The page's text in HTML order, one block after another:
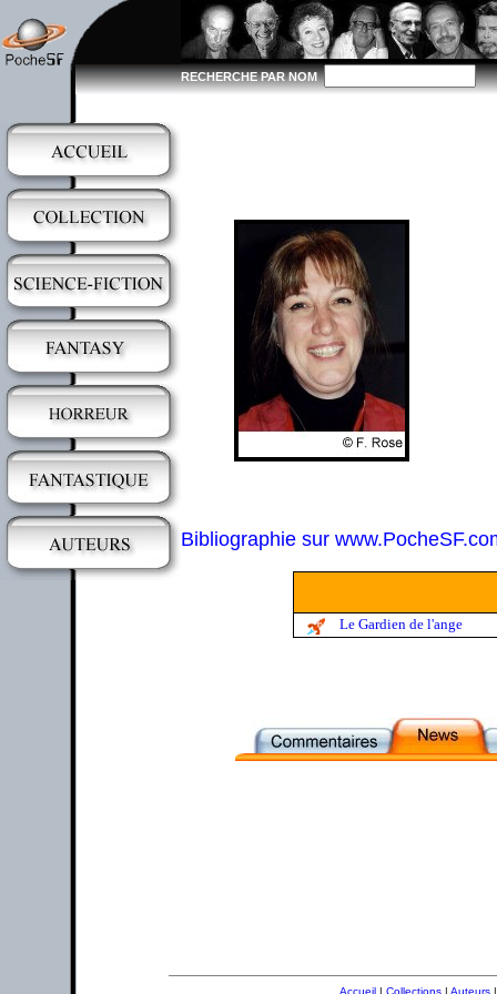
RECHERCHE PAR NOM
Bibliographie sur
Le Gardien de l'ange
Accueil | Collections | Auteurs